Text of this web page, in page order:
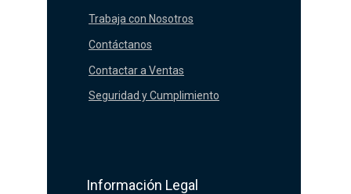
Seguridad y Cumplimiento
Contactar a Ventas
Contáctanos
Trabaja con Nosotros
Información Legal